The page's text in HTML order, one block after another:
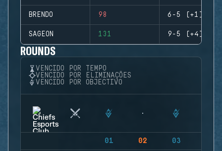
BRENDO 98 6-5 (+1)
SAGEON 131 9-5 (+4)
ROUNDS
VENCIDO POR TEMPO
VENCIDO POR ELIMINAÇÕES
VENCIDO POR OBJECTIVO
01 02 03